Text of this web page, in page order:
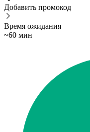
Добавить промокод
Время ожидания
~60 мин